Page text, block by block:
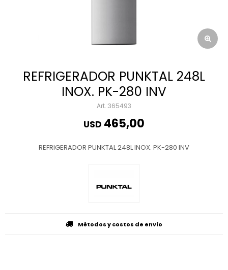
REFRIGERADOR PUNKTAL 248L
INOX. PK-280 INV
365493
USD 465,00
REFRIGERADOR PUNKTAL 248L INOX. PK-280 INV
Métodos y costos de envío